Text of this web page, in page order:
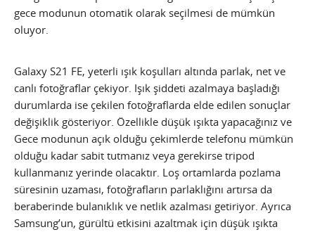
gece modunun otomatik olarak seçilmesi de mümkün
oluyor.
Galaxy S21 FE, yeterli ışık koşulları altında parlak, net ve
canlı fotoğraflar çekiyor. Işık şiddeti azalmaya başladığı
durumlarda ise çekilen fotoğraflarda elde edilen sonuçlar
değişiklik gösteriyor. Özellikle düşük ışıkta yapacağınız ve
Gece modunun açık olduğu çekimlerde telefonu mümkün
olduğu kadar sabit tutmanız veya gerekirse tripod
kullanmanız yerinde olacaktır. Loş ortamlarda pozlama
süresinin uzaması, fotoğrafların parlaklığını artırsa da
beraberinde bulanıklık ve netlik azalması getiriyor. Ayrıca
Samsung’un, gürültü etkisini azaltmak için düşük ışıkta